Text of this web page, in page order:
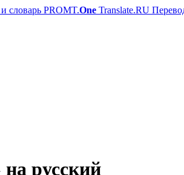
PROMT.One Translate.RU
русский